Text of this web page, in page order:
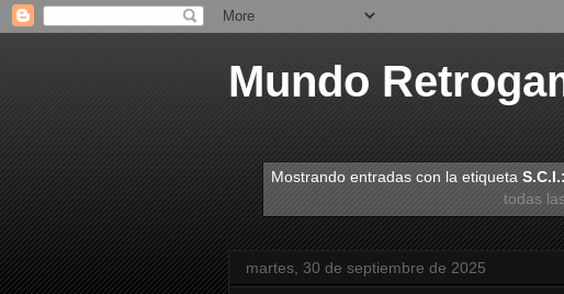
Mundo
Mostrando entradas con la etiqueta
todas
martes, 30 de septiembre de 2025